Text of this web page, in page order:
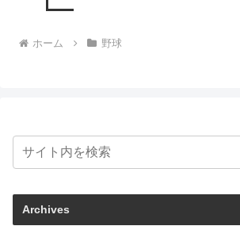
ホーム 野球
Archives